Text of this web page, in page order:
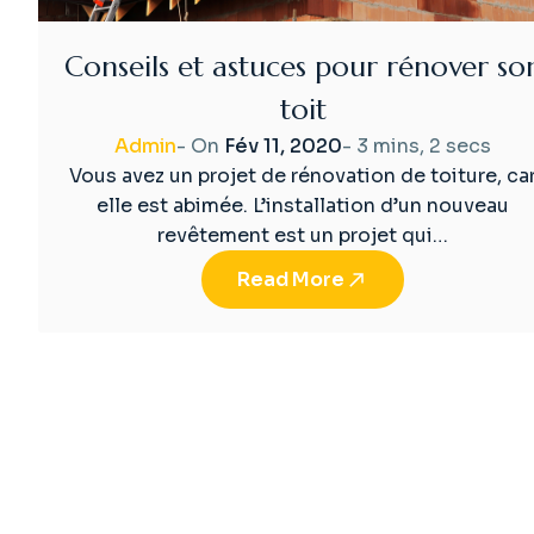
Conseils et astuces pour rénover
toit
Admin- On Fév 11, 2020- 3 mins, 2 secs
Vous avez un projet de rénovation de toiture,
elle est abimée. L’installation d’un nouveau
revêtement est un projet qui…
Read More